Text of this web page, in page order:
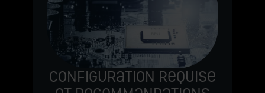
Configuration requise